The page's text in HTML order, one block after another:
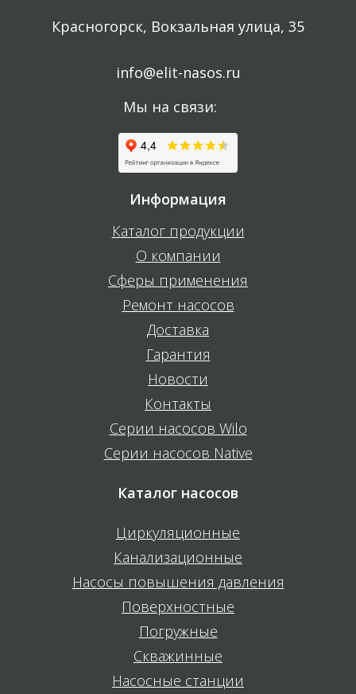
Красногорск, Вокзальная улица, 35
info@elit-nasos.ru
Мы на связи:
Информация
Каталог продукции
О компании
Сферы применения
Ремонт насосов
Доставка
Гарантия
Новости
Контакты
Серии насосов Wilo
Серии насосов Native
Каталог насосов
Циркуляционные
Канализационные
Насосы повышения давления
Поверхностные
Погружные
Скважинные
Насосные станции